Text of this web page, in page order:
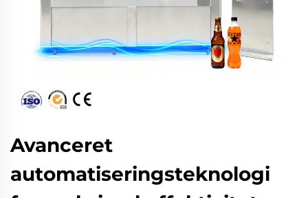
Avanceret
automatiseringsteknologi